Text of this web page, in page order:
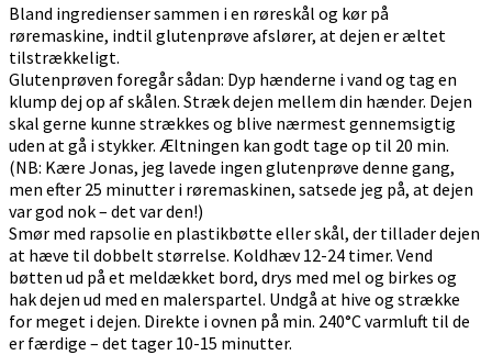
Bland ingredienser sammen i en røreskål og kør på
røremaskine, indtil glutenprøve afslører, at dejen er æltet
tilstrækkeligt.
Glutenprøven foregår sådan: Dyp hænderne i vand og tag en
klump dej op af skålen. Stræk dejen mellem din hænder. Dejen
skal gerne kunne strækkes og blive nærmest gennemsigtig
uden at gå i stykker. Æltningen kan godt tage op til 20 min.
(NB: Kære Jonas, jeg lavede ingen glutenprøve denne gang,
men efter 25 minutter i røremaskinen, satsede jeg på, at dejen
var god nok – det var den!)
Smør med rapsolie en plastikbøtte eller skål, der tillader dejen
at hæve til dobbelt størrelse. Koldhæv 12-24 timer. Vend
bøtten ud på et meldækket bord, drys med mel og birkes og
hak dejen ud med en malerspartel. Undgå at hive og strække
for meget i dejen. Direkte i ovnen på min. 240°C varmluft til de
er færdige – det tager 10-15 minutter.